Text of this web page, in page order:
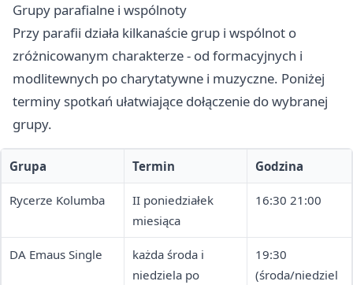
Grupy parafialne i wspólnoty
Przy parafii działa kilkanaście grup i wspólnot o
zróżnicowanym charakterze - od formacyjnych i
modlitewnych po charytatywne i muzyczne. Poniżej
terminy spotkań ułatwiające dołączenie do wybranej
grupy.
Grupa Termin Godzina
Rycerze Kolumba
II poniedziałek
miesiąca
16:30 21:00
DA Emaus Single
każda środa i
niedziela po
19:30
(środa/niedziel